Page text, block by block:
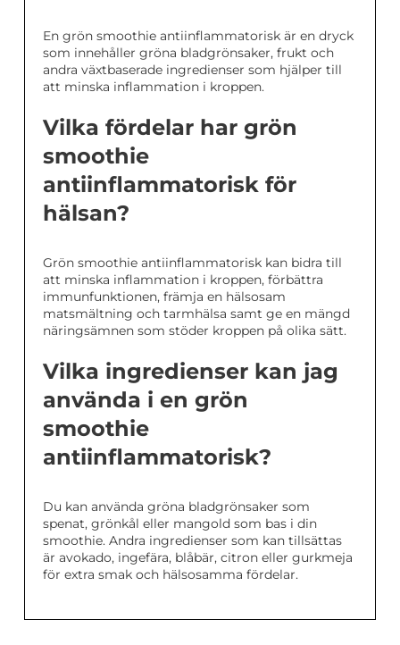
En grön smoothie antiinflammatorisk är en dryck
som innehåller gröna bladgrönsaker, frukt och
andra växtbaserade ingredienser som hjälper till
att minska inflammation i kroppen.
Vilka fördelar har grön
smoothie
antiinflammatorisk för
hälsan?
Grön smoothie antiinflammatorisk kan bidra till
att minska inflammation i kroppen, förbättra
immunfunktionen, främja en hälsosam
matsmältning och tarmhälsa samt ge en mängd
näringsämnen som stöder kroppen på olika sätt.
Vilka ingredienser kan jag
använda i en grön
smoothie
antiinflammatorisk?
Du kan använda gröna bladgrönsaker som
spenat, grönkål eller mangold som bas i din
smoothie. Andra ingredienser som kan tillsättas
är avokado, ingefära, blåbär, citron eller gurkmeja
för extra smak och hälsosamma fördelar.